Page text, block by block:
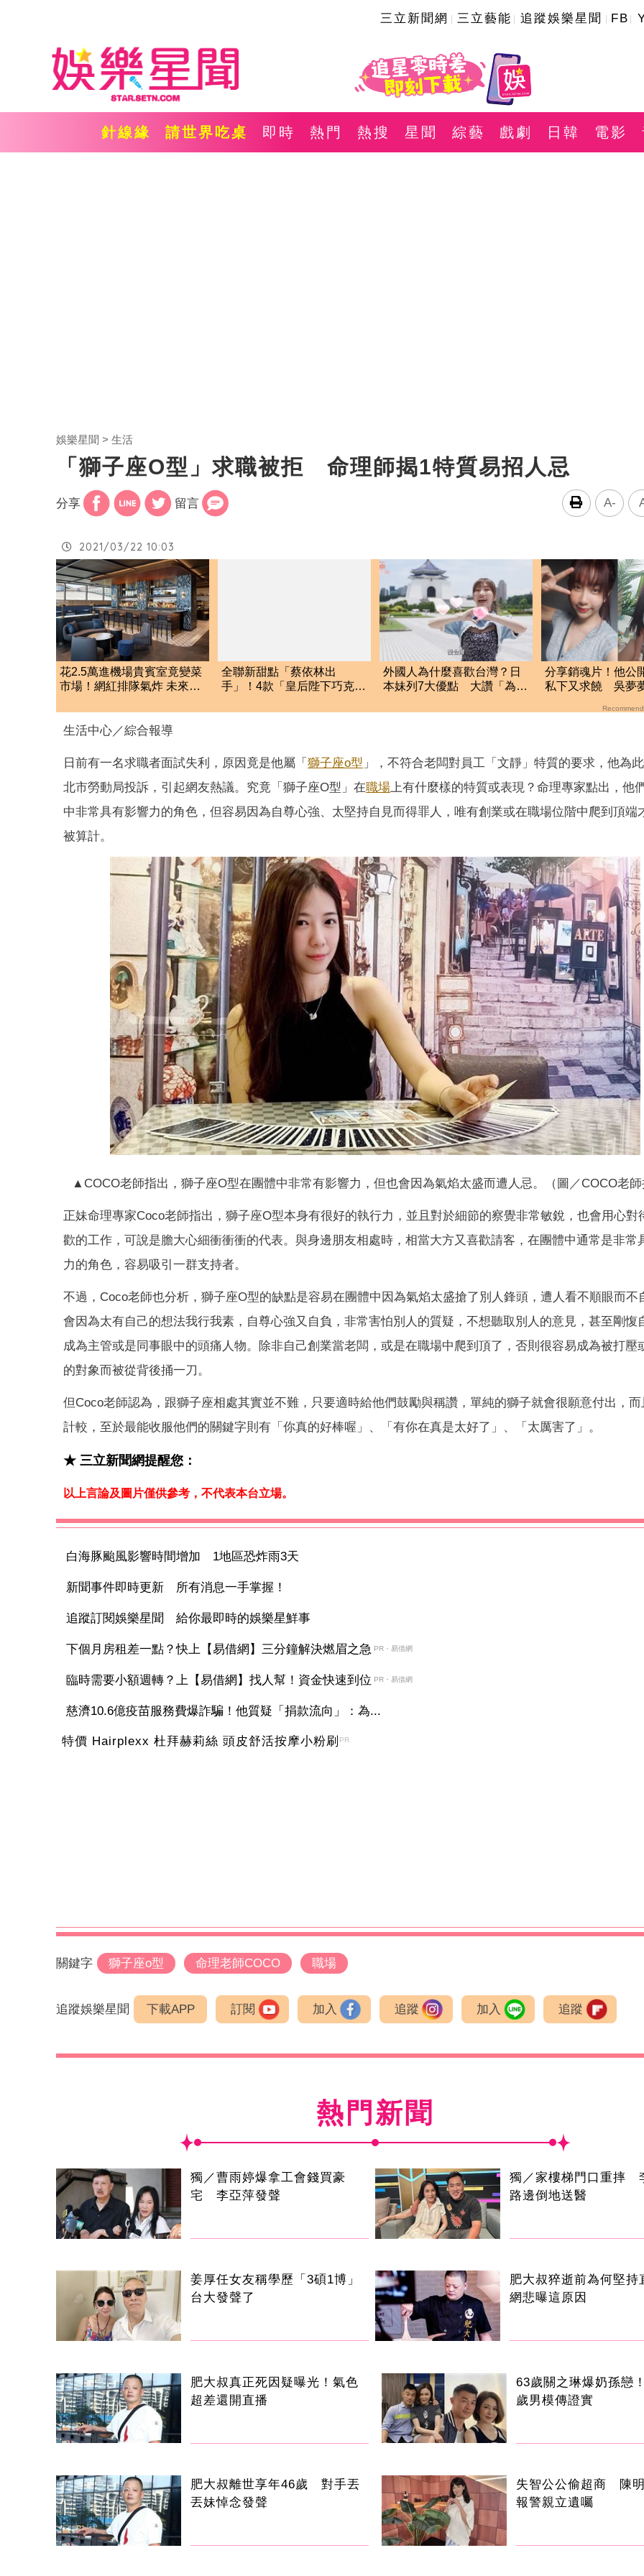
三立新聞網 三立藝能 追蹤娛樂星聞 FB
針線緣 請世界吃桌 即時 熱門 熱搜 星聞 綜藝 戲劇 日韓 電影
娛樂星聞 生活
「獅子座O型」求職被拒 命理師揭1特質易招人忌
分享 留言 A-
2021/03/22 10:03
花2.5萬進機場貴賓室竟變菜
市場！網紅排隊氣炸 未來恐
全聯新甜點「蔡依林出
手」！4款「皇后陛下巧克力
外國人為什麼喜歡台灣？日
本妹列7大優點 大讚「為台
分享銷魂片！他公
私下又求饒 吳夢
生活中心／綜合報導
日前有一名求職者面試失利，原因竟是他屬「 獅子座o型 」，不符合老闆對員工「文靜」特質的要求，他為
北市勞動局投訴，引起網友熱議。究竟「獅子座O型」在職場上有什麼樣的特質或表現？命理專家點出，他
中非常具有影響力的角色，但容易因為自尊心強、太堅持自見而得罪人，唯有創業或在職場位階中爬到頂端
被算計。
▲COCO老師指出，獅子座O型在團體中非常有影響力，但也會因為氣焰太盛而遭人忌。（圖／COCO老
正妹命理專家Coco老師指出，獅子座O型本身有很好的執行力，並且對於細節的察覺非常敏銳，也會用心對
歡的工作，可說是膽大心細衝衝衝的代表。與身邊朋友相處時，相當大方又喜歡請客，在團體中通常是非常
力的角色，容易吸引一群支持者。
不過，Coco老師也分析，獅子座O型的缺點是容易在團體中因為氣焰太盛搶了別人鋒頭，遭人看不順眼而不
會因為太有自己的想法我行我素，自尊心強又自負，非常害怕別人的質疑，不想聽取別人的意見，甚至剛愎
成為主管或是同事眼中的頭痛人物。除非自己創業當老闆，或是在職場中爬到頂了，否則很容易成為被打壓
的對象而被從背後捅一刀。
但Coco老師認為，跟獅子座相處其實並不難，只要適時給他們鼓勵與稱讚，單純的獅子就會很願意付出，
計較，至於最能收服他們的關鍵字則有「你真的好棒喔」、「有你在真是太好了」、「太厲害了」。
★ 三立新聞網提醒您：
以上言論及圖片僅供參考，不代表本台立場。
白海豚颱風影響時間增加 1地區恐炸雨3天
新聞事件即時更新 所有消息一手掌握！
追蹤訂閱娛樂星聞 給你最即時的娛樂星鮮事
下個月房租差一點？快上【易借網】三分鐘解決燃眉之急 PR・易借網
臨時需要小額週轉？上【易借網】找人幫！資金快速到位 PR・易借網
慈濟10.6億疫苗服務費爆詐騙！他質疑「捐款流向」：為...
特價 Hairplexx 杜拜赫莉絲 頭皮舒活按摩小粉刷 PR
關鍵字 獅子座o型 命理老師COCO 職場
追蹤娛樂星聞 下載APP 訂閱 加入 追蹤 加入 追蹤
熱門新聞
獨／曹雨婷爆拿工會錢買豪
宅 李亞萍發聲
獨／家樓梯門口重摔
路邊倒地送醫
姜厚任女友稱學歷「3碩1博」
台大發聲了
肥大叔猝逝前為何堅持
網悲曝這原因
肥大叔真正死因疑曝光！氣色
超差還開直播
63歲關之琳爆奶孫戀
歲男模傳證實
肥大叔離世享年46歲 對手丟
丟妹悼念發聲
失智公公偷超商 陳
報警親立遺囑